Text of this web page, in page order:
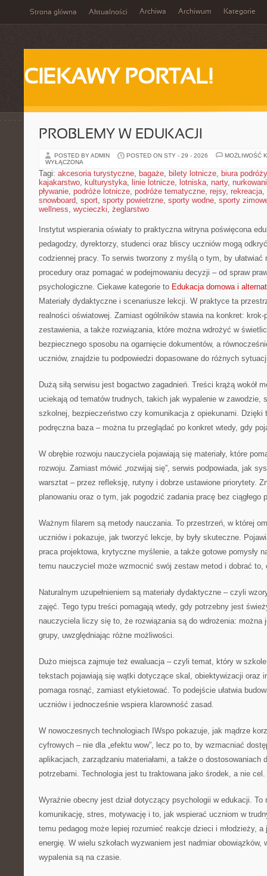
Strona główna Aktualności Archiwa Archiwum Kategorie
CIEKAWY PORTAL!
PROBLEMY W EDUKACJI
POSTED BY ADMIN POSTED ON STY - 29 - 2026
MOŻLIWOŚĆ
WYŁĄCZONA
Tagi: akcesoria turystyczne, bagaże, bilety lotnicze, biura podróży
kajakarstwo, kulturystyka, linie lotnicze, lotniska, narty,
pływanie, podróże lotnicze, podróże tematyczne, rejsy, rekreacja,
snowboard, sport, sporty powietrzne, sporty wodne, sporty
wellness, wycieczki, żeglarstwo
Instytut wspierania oświaty to praktyczna witryna poświęcona
pedagodzy, dyrektorzy, studenci oraz bliscy uczniów mogą
codziennej pracy. To serwis tworzony z myślą o tym, by ułatwiać
procedury oraz pomagać w podejmowaniu decyzji – od spraw
psychologiczne. Ciekawe kategorie to Edukacja domowa i
Materiały dydaktyczne i scenariusze lekcji. W praktyce ta
realności oświatowej. Zamiast ogólników stawia na konkret: krok-
zestawienia, a także rozwiązania, które można wdrożyć w
bezpiecznego sposobu na ogarnięcie dokumentów, a
uczniów, znajdzie tu podpowiedzi dopasowane do różnych
Dużą siłą serwisu jest bogactwo zagadnień. Treści krążą wokół
uciekają od tematów trudnych, takich jak wypalenie w zawodzie,
szkolnej, bezpieczeństwo czy komunikacja z opiekunami. Dzięki
podręczna baza – można tu przeglądać po konkret wtedy, gdy
W obrębie rozwoju nauczyciela pojawiają się materiały, które
rozwoju. Zamiast mówić „rozwijaj się”, serwis podpowiada, jak
warsztat – przez refleksję, rutyny i dobrze ustawione priorytety.
planowaniu oraz o tym, jak pogodzić zadania pracę bez ciągłego
Ważnym filarem są metody nauczania. To przestrzeń, w której
uczniów i pokazuje, jak tworzyć lekcje, by były skuteczne.
praca projektowa, krytyczne myślenie, a także gotowe pomysły
temu nauczyciel może wzmocnić swój zestaw metod i dobrać to,
Naturalnym uzupełnieniem są materiały dydaktyczne – czyli
zajęć. Tego typu treści pomagają wtedy, gdy potrzebny jest
nauczyciela liczy się to, że rozwiązania są do wdrożenia: można
grupy, uwzględniając różne możliwości.
Dużo miejsca zajmuje też ewaluacja – czyli temat, który w
tekstach pojawiają się wątki dotyczące skal, obiektywizacji oraz
pomaga rosnąć, zamiast etykietować. To podejście ułatwia
uczniów i jednocześnie wspiera klarowność zasad.
W nowoczesnych technologiach IWspo pokazuje, jak mądrze
cyfrowych – nie dla „efektu wow”, lecz po to, by wzmacniać
aplikacjach, zarządzaniu materiałami, a także o dostosowaniach
potrzebami. Technologia jest tu traktowana jako środek, a nie cel.
Wyraźnie obecny jest dział dotyczący psychologii w edukacji.
komunikację, stres, motywację i to, jak wspierać uczniom w
temu pedagog może lepiej rozumieć reakcje dzieci i młodzieży, a
energię. W wielu szkołach wyzwaniem jest nadmiar
wypalenia są na czasie.